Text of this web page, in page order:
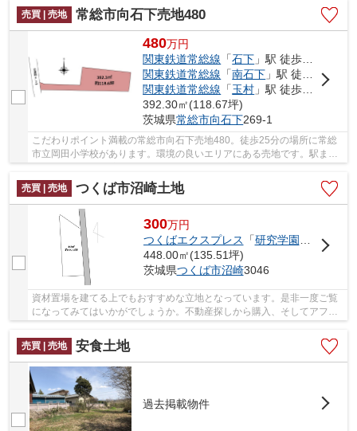
売買 | 売地 常総市向石下売地480
480万円
関東鉄道常総線 「石下 」駅 徒歩13分
関東鉄道常総線 「南石下 」駅 徒歩28分
関東鉄道常総線 「玉村 」駅 徒歩37分
392.30㎡(118.67坪)
茨城県常総市向石下269-1
こだわりポイント満載の常総市向石下売地480。徒歩25分の場所に常総
市立岡田小学校があります。環境の良いエリアにある売地です。駅まで
売買 | 売地
つくば市沼崎土地
300万円
つくばエクスプレス 「研究学園 」駅 徒歩
448.00㎡(135.51坪)
茨城県つくば市沼崎3046
資材置場を建てる上でもおすすめな立地となっています。是非一度ご覧
になってみてはいかがでしょうか。不動産探しから購入、そしてアフタ
売買 | 売地
安食土地
過去掲載物件